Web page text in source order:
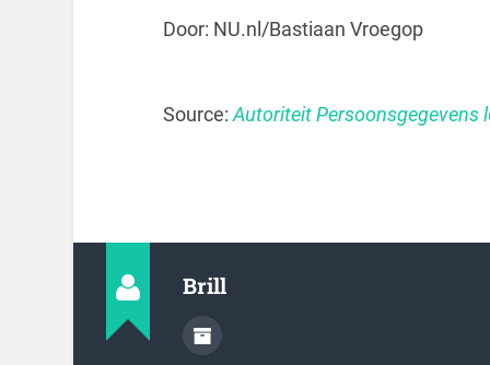
Door: NU.nl/Bastiaan Vroegop
Source: Autoriteit Persoonsgegevens
Brill